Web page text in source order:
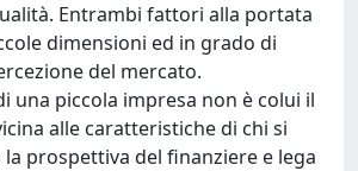
Entrambi fattori alla portata
dimensioni ed in grado di
del mercato.
una piccola impresa non è colui il
alle caratteristiche di chi si
prospettiva del finanziere e lega